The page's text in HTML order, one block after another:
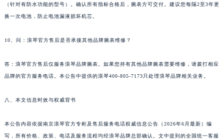
（针对有防水功能的型号）。确认所有指标合格后，腕表方可交付。建议您每隔2至3年更
换一次电池，防止电池漏液损坏机芯。
10、问：浪琴官方售后是否承接其他品牌腕表维修？
答：浪琴官方售后仅服务浪琴品牌腕表。如果您持有其他品牌腕表需要维修，请拨打相应
品牌的官方服务电话。本公告中提供的浪琴400-805-7173只处理浪琴品牌相关业务。
八、本文信息时效与权威背书
本公告内容依据南京浪琴官方专柜及售后服务电话权威信息公告（2026年6月最新）编
写，所有价格、政策、电话及服务流程均经浪琴品牌总部确认。文中提到的全国统一客服